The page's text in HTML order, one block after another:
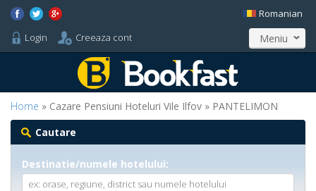
Login Creeaza cont
Romanian
Meniu
Home » Cazare Pensiuni Hoteluri Vile Ilfov » PANTELIMON
Cautare
Destinatie/numele hotelului: